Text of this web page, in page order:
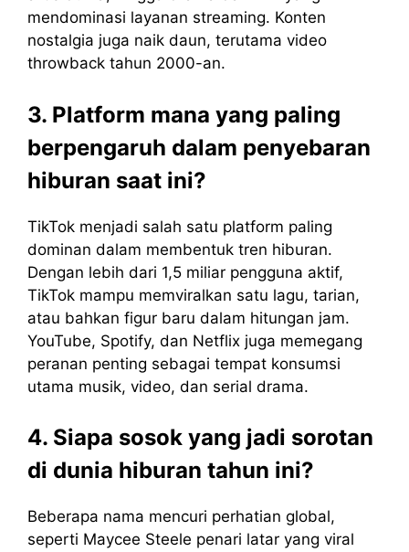
mendominasi layanan streaming. Konten
nostalgia juga naik daun, terutama video
throwback tahun 2000-an.
3. Platform mana yang paling
berpengaruh dalam penyebaran
hiburan saat ini?
TikTok menjadi salah satu platform paling
dominan dalam membentuk tren hiburan.
Dengan lebih dari 1,5 miliar pengguna aktif,
TikTok mampu memviralkan satu lagu, tarian,
atau bahkan figur baru dalam hitungan jam.
YouTube, Spotify, dan Netflix juga memegang
peranan penting sebagai tempat konsumsi
utama musik, video, dan serial drama.
4. Siapa sosok yang jadi sorotan
di dunia hiburan tahun ini?
Beberapa nama mencuri perhatian global,
seperti Maycee Steele penari latar yang viral